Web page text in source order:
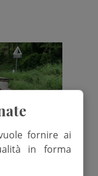
fornire ai
in forma